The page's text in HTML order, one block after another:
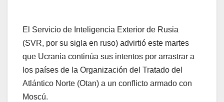
El Servicio de Inteligencia Exterior de Rusia
(SVR, por su sigla en ruso) advirtió este martes
que Ucrania continúa sus intentos por arrastrar a
los países de la Organización del Tratado del
Atlántico Norte (Otan) a un conflicto armado con
Moscú.